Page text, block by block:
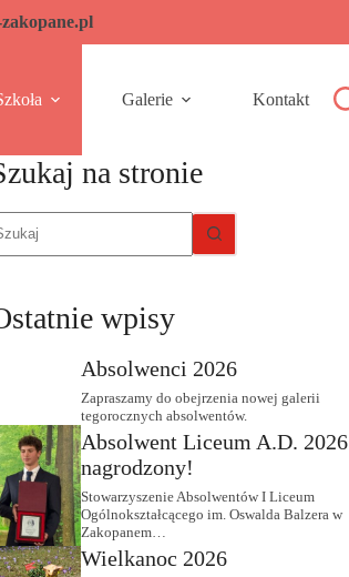
Galerie Kontakt
na stronie
wpisy
Absolwenci 2026
Zapraszamy do obejrzenia nowej galerii
tegorocznych absolwentów.
Absolwent Liceum A.D. 2026
nagrodzony!
Stowarzyszenie Absolwentów I Liceum
Ogólnokształcącego im. Oswalda Balzera w
Zakopanem…
Wielkanoc 2026